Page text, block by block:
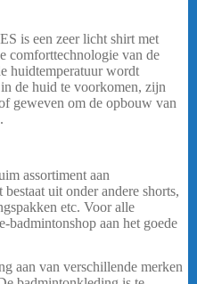
is een zeer licht shirt met
comforttechnologie van de
huidtemperatuur wordt
de huid te voorkomen, zijn
geweven om de opbouw van
assortiment aan
uit onder andere shorts,
etc. Voor alle
aan het goede
aan van verschillende merken